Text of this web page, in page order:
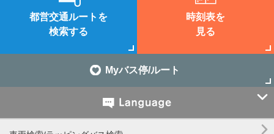
都営交通ルートを
検索する
時刻表を
見る
Myバス停/ルート
